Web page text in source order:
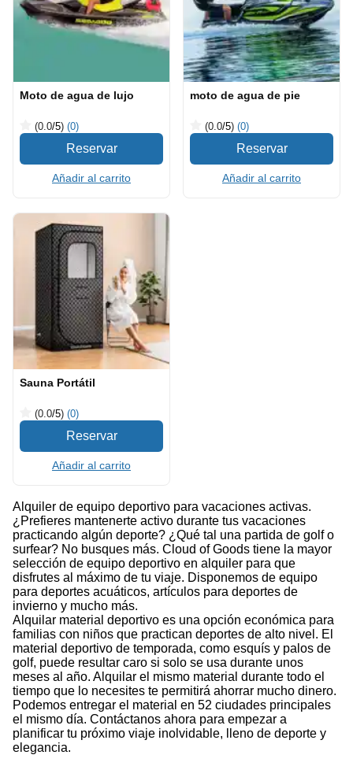
Moto de agua de lujo
(0.0/5) (0)
Añadir al carrito
moto de agua de pie
(0.0/5) (0)
Añadir al carrito
Sauna Portátil
(0.0/5) (0)
Añadir al carrito
Alquiler de equipo deportivo para vacaciones activas.
¿Prefieres mantenerte activo durante tus vacaciones
practicando algún deporte? ¿Qué tal una partida de golf o
surfear? No busques más. Cloud of Goods tiene la mayor
selección de equipo deportivo en alquiler para que
disfrutes al máximo de tu viaje. Disponemos de equipo
para deportes acuáticos, artículos para deportes de
invierno y mucho más.
Alquilar material deportivo es una opción económica para
familias con niños que practican deportes de alto nivel. El
material deportivo de temporada, como esquís y palos de
golf, puede resultar caro si solo se usa durante unos
meses al año. Alquilar el mismo material durante todo el
tiempo que lo necesites te permitirá ahorrar mucho dinero.
Podemos entregar el material en 52 ciudades principales
el mismo día. Contáctanos ahora para empezar a
planificar tu próximo viaje inolvidable, lleno de deporte y
elegancia.